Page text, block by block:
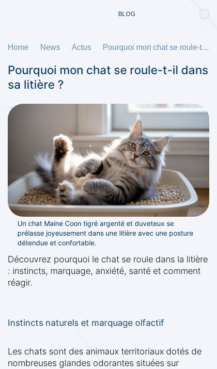
BLOG
Home News Actus Pourquoi mon chat se roule-t-il dans sa litière ?
Pourquoi mon chat se roule-t-il dans
sa litière ?
Un chat Maine Coon tigré argenté et duveteux se
prélasse joyeusement dans une litière avec une posture
détendue et confortable.
Découvrez pourquoi le chat se roule dans la litière
: instincts, marquage, anxiété, santé et comment
réagir.
Instincts naturels et marquage olfactif
Les chats sont des animaux territoriaux dotés de
nombreuses glandes odorantes situées sur